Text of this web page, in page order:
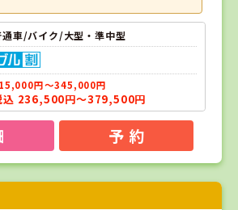
通車/バイク/大型・準中型
円～345,000円
込 236,500円～379,500円
予 約